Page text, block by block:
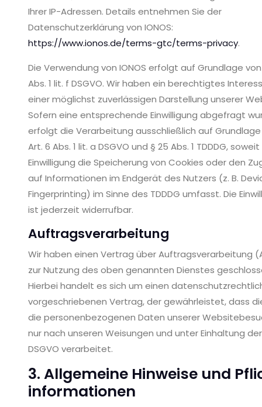
Ihrer IP-Adressen. Details entnehmen Sie der
Datenschutzerklärung von IONOS:
https://www.ionos.de/terms-gtc/terms-privacy.
Die Verwendung von IONOS erfolgt auf Grundlage
Abs. 1 lit. f DSGVO. Wir haben ein berechtigtes
einer möglichst zuverlässigen Darstellung unserer
Sofern eine entsprechende Einwilligung abgefragt
erfolgt die Verarbeitung ausschließlich auf
Art. 6 Abs. 1 lit. a DSGVO und § 25 Abs. 1 TDDDG,
Einwilligung die Speicherung von Cookies oder den
auf Informationen im Endgerät des Nutzers (z. B.
Fingerprinting) im Sinne des TDDDG umfasst. Die
ist jederzeit widerrufbar.
Auftragsverarbeitung
Wir haben einen Vertrag über Auftragsverarbeitung
zur Nutzung des oben genannten Dienstes
Hierbei handelt es sich um einen
vorgeschriebenen Vertrag, der gewährleistet, dass
die personenbezogenen Daten unserer
nur nach unseren Weisungen und unter Einhaltung der
DSGVO verarbeitet.
3. Allgemeine Hinweise und
informationen